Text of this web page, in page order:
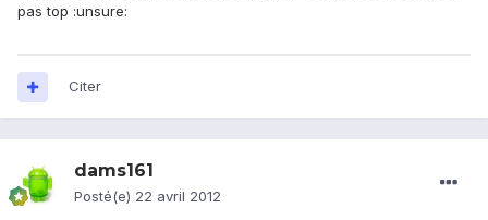
pas top :unsure:
Citer
dams161
Posté(e) 22 avril 2012